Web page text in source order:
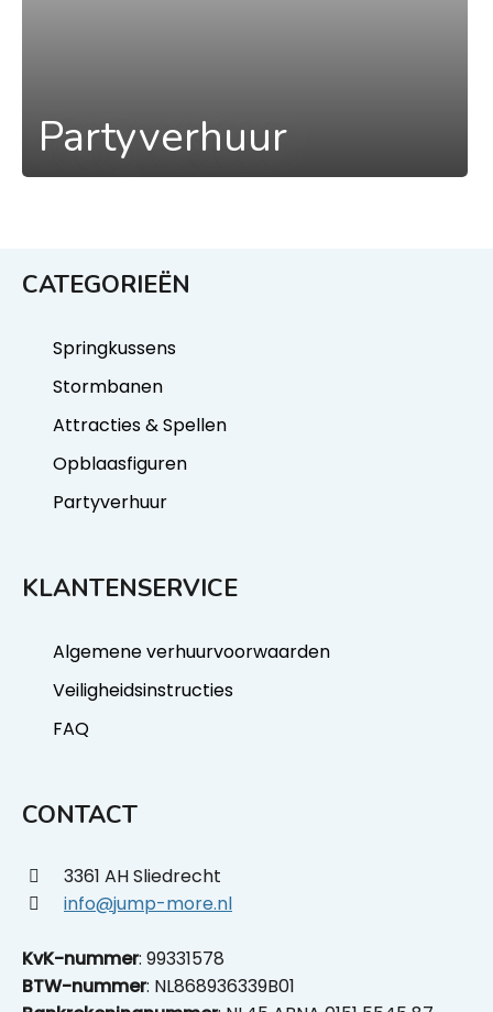
Partyverhuur
CATEGORIEËN
Springkussens
Stormbanen
Attracties & Spellen
Opblaasfiguren
Partyverhuur
KLANTENSERVICE
Algemene verhuurvoorwaarden
Veiligheidsinstructies
FAQ
CONTACT
3361 AH Sliedrecht
info@jump-more.nl
KvK-nummer: 99331578
BTW-nummer: NL868936339B01